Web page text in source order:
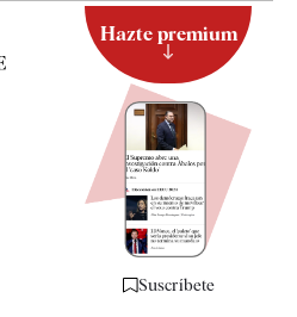
Hazte premium
Suscríbete